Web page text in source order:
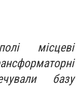
місцеві
базу